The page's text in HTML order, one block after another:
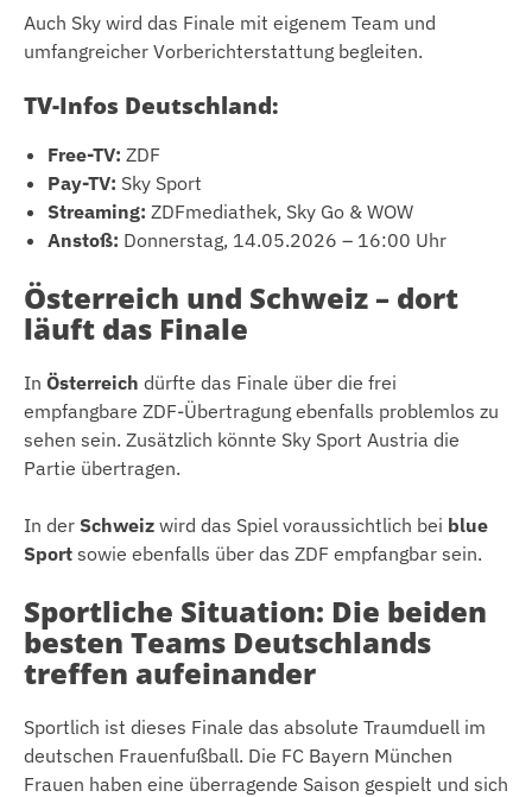
Auch Sky wird das Finale mit eigenem Team und
umfangreicher Vorberichterstattung begleiten.
TV-Infos Deutschland:
Free-TV: ZDF
Pay-TV: Sky Sport
Streaming: ZDFmediathek, Sky Go & WOW
Anstoß: Donnerstag, 14.05.2026 – 16:00 Uhr
Österreich und Schweiz – dort
läuft das Finale
In Österreich dürfte das Finale über die frei
empfangbare ZDF-Übertragung ebenfalls problemlos zu
sehen sein. Zusätzlich könnte Sky Sport Austria die
Partie übertragen.
In der Schweiz wird das Spiel voraussichtlich bei blue
Sport sowie ebenfalls über das ZDF empfangbar sein.
Sportliche Situation: Die beiden
besten Teams Deutschlands
treffen aufeinander
Sportlich ist dieses Finale das absolute Traumduell im
deutschen Frauenfußball. Die FC Bayern München
Frauen haben eine überragende Saison gespielt und sich